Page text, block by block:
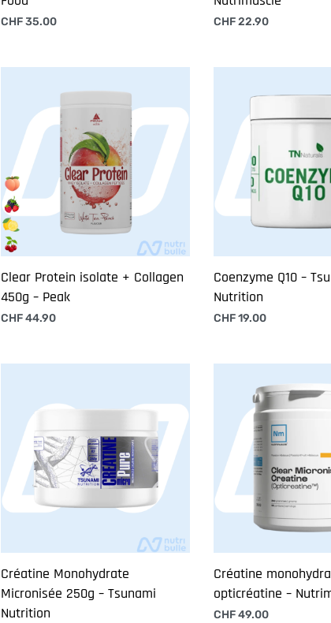
CHF35.00 CHF22.90
Clear Protein isolate + Collagen
450g – Peak
CHF44.90
Coenzyme Q10 –
Nutrition
CHF19.00
Créatine Monohydrate
Micronisée 250g – Tsunami
Nutrition
Créatine
opticréatine –
CHF49.00